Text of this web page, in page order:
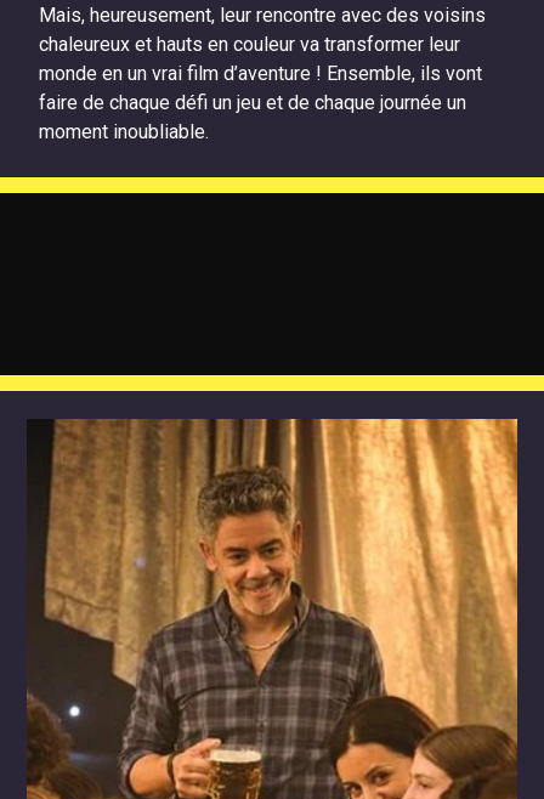
Mais, heureusement, leur rencontre avec des voisins
chaleureux et hauts en couleur va transformer leur
monde en un vrai film d’aventure ! Ensemble, ils vont
faire de chaque défi un jeu et de chaque journée un
moment inoubliable.